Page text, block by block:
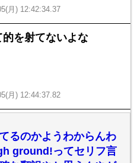
月) 12:42:34.37
を射てないよな
月) 12:44:37.82
るのかようわからんわ
ground!ってセリフ言